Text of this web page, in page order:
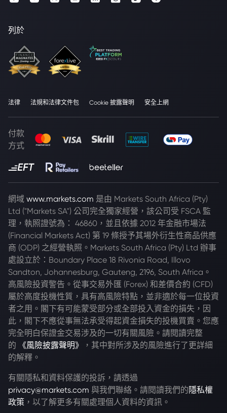
列於
法律 法規和法律文件包 Cookie 披露聲明 安全上網
付款
方式
網域 www.markets.com 是由 Markets South Africa (Pty)
Ltd ("Markets SA") 公司完全獨家經營，該公司受 FSCA 監
理，執照證號為： 46860，並且依據 2012 年金融市場法
(Financial Markets Act) 第 19 條授予其場外衍生性商品供應
商 (ODP) 之經營執照。Markets South Africa (Pty) Ltd 辦事
處設立於：Boundary Place 18 Rivonia Road, Illovo
Sandton, Johannesburg, Gauteng, 2196, South Africa。
高風險投資警告。從事交易外匯 (Forex) 和差價合約 (CFD)
屬於高度投機性質，具有高風險特點，並非適於每一位投資
者之用。閣下有可能蒙受部分或全部投入資金的損失，因
此，閣下不應從事無法承受得起資金損失的投機買賣。您應
完全明白保證金交易涉及的一切有關風險。請閱讀完整
的
《風險披露聲明》
，其中對所涉及的風險進行了更詳細
的解釋。
有關隱私和資料保護的投訴，請透過
privacy@markets.com 與我們聯絡。請閱讀我們的 隱私權
政策 ，以了解更多有關處理個人資料的資訊。